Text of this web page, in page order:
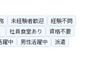
未経験者歓迎
経験不問
社員食堂あり
資格不要
躍中 男性活躍中
派遣